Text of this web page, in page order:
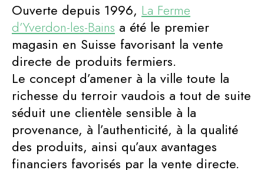
Ouverte depuis 1996, La Ferme
d’Yverdon-les-Bains a été le premier
magasin en Suisse favorisant la vente
directe de produits fermiers.
Le concept d’amener à la ville toute la
richesse du terroir vaudois a tout de suite
séduit une clientèle sensible à la
provenance, à l’authenticité, à la qualité
des produits, ainsi qu’aux avantages
financiers favorisés par la vente directe.